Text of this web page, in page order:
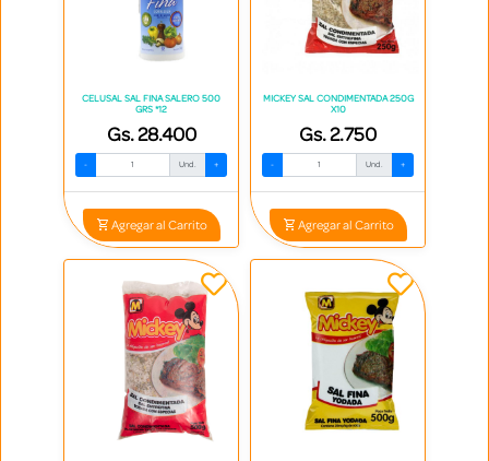
CELUSAL SAL FINA SALERO 500
GRS *12
Gs. 28.400
- Und. +
Agregar al Carrito
MICKEY SAL CONDIMENTADA 250G
X10
Gs. 2.750
- Und. +
Agregar al Carrito